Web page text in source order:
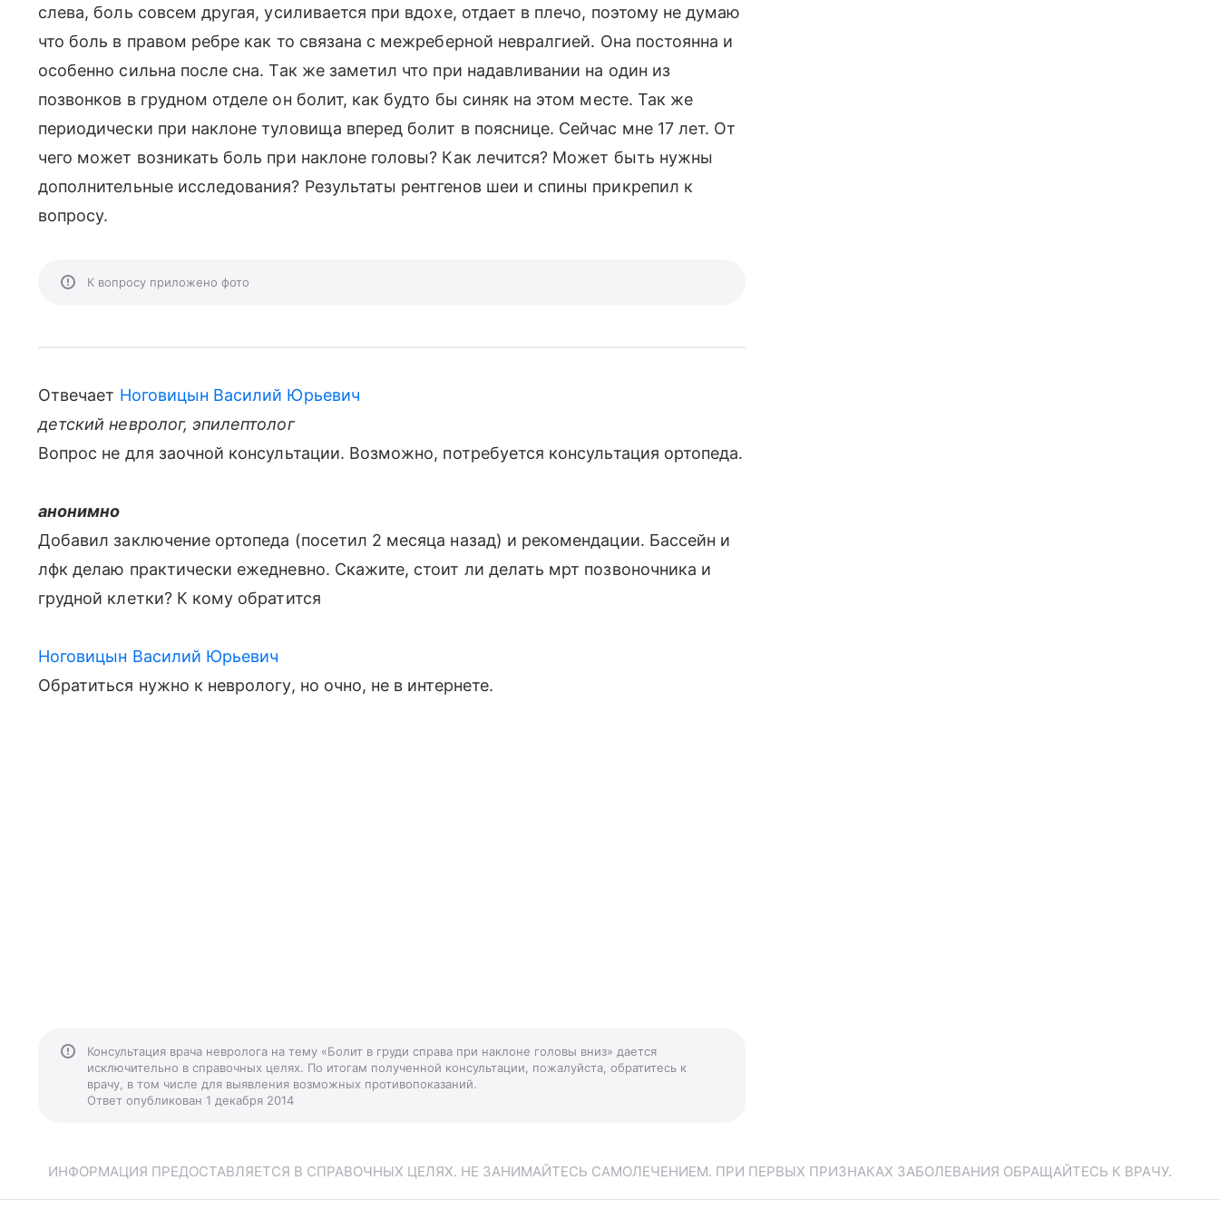
слева, боль совсем другая, усиливается при вдохе, отдает в плечо, поэтому не думаю
что боль в правом ребре как то связана с межреберной невралгией. Она постоянна и
особенно сильна после сна. Так же заметил что при надавливании на один из
позвонков в грудном отделе он болит, как будто бы синяк на этом месте. Так же
периодически при наклоне туловища вперед болит в пояснице. Сейчас мне 17 лет. От
чего может возникать боль при наклоне головы? Как лечится? Может быть нужны
дополнительные исследования? Результаты рентгенов шеи и спины прикрепил к
вопросу.
К вопросу приложено фото
Отвечает Ноговицын Василий Юрьевич
детский невролог, эпилептолог
Вопрос не для заочной консультации. Возможно, потребуется консультация ортопеда.
анонимно
Добавил заключение ортопеда (посетил 2 месяца назад) и рекомендации. Бассейн и
лфк делаю практически ежедневно. Скажите, стоит ли делать мрт позвоночника и
грудной клетки? К кому обратится
Ноговицын Василий Юрьевич
Обратиться нужно к неврологу, но очно, не в интернете.
Консультация врача невролога на тему «Болит в груди справа при наклоне головы вниз» дается
исключительно в справочных целях. По итогам полученной консультации, пожалуйста, обратитесь к
врачу, в том числе для выявления возможных противопоказаний.
Ответ опубликован 1 декабря 2014
ИНФОРМАЦИЯ ПРЕДОСТАВЛЯЕТСЯ В СПРАВОЧНЫХ ЦЕЛЯХ. НЕ ЗАНИМАЙТЕСЬ САМОЛЕЧЕНИЕМ. ПРИ ПЕРВЫХ ПРИЗНАКАХ ЗАБОЛЕВАНИЯ ОБРАЩАЙТЕСЬ К ВРАЧУ.